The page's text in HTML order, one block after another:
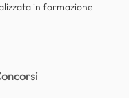
in formazione